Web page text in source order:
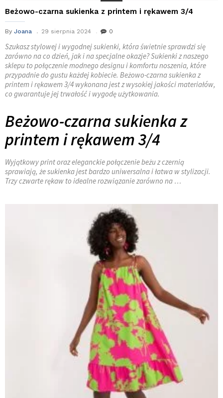
Beżowo-czarna sukienka z printem i rękawem 3/4
By Joana 29 sierpnia 2024 0
Szukasz stylowej i wygodnej sukienki, która świetnie sprawdzi się
zarówno na co dzień, jak i na specjalne okazje? Sukienki z naszego
sklepu to połączenie modnego designu i komfortu noszenia, które
przypadnie do gustu każdej kobiecie. Beżowo-czarna sukienka z
printem i rękawem 3/4 wykonana jest z wysokiej jakości materiałów,
co gwarantuje jej trwałość i wygodę użytkowania.
Beżowo-czarna sukienka z
printem i rękawem 3/4
Wyjątkowy print oraz eleganckie połączenie beżu z czernią
sprawiają, że sukienka jest bardzo uniwersalna i łatwa w stylizacji.
Trzy czwarte rękaw to idealne rozwiązanie zarówno na …